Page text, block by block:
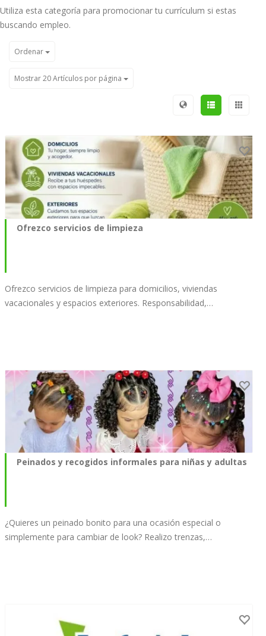
Utiliza esta categoría para promocionar tu currículum si estas
buscando empleo.
Ordenar
Mostrar 20 Artículos por página
Ofrezco servicios de limpieza
Ofrezco servicios de limpieza para domicilios, viviendas
vacacionales y espacios exteriores. Responsabilidad,…
Peinados y recogidos informales para niñas y adultas
¿Quieres un peinado bonito para una ocasión especial o
simplemente para cambiar de look? Realizo trenzas,…